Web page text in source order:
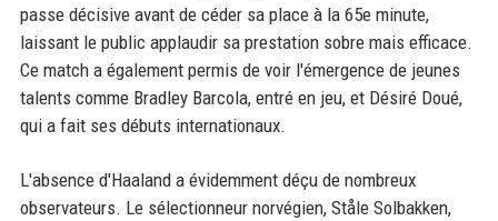
passe décisive avant de céder sa place à la 65e minute,
laissant le public applaudir sa prestation sobre mais efficace.
Ce match a également permis de voir l'émergence de jeunes
talents comme Bradley Barcola, entré en jeu, et Désiré Doué,
qui a fait ses débuts internationaux.
L'absence d'Haaland a évidemment déçu de nombreux
observateurs. Le sélectionneur norvégien, Ståle Solbakken,